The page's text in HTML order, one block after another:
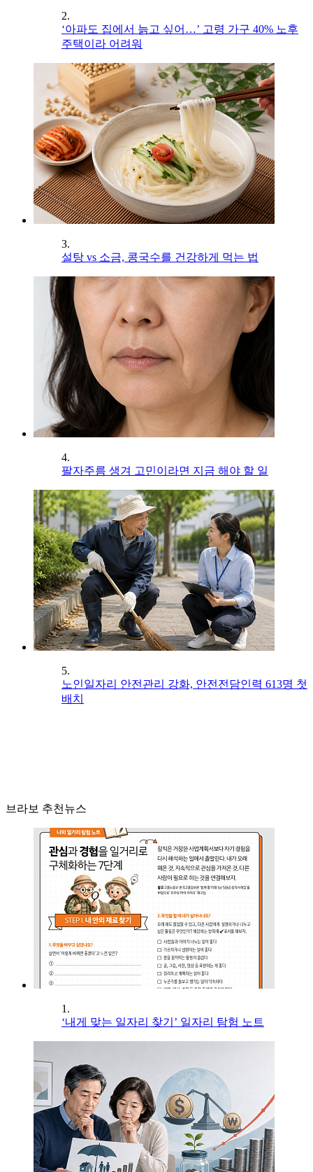
2.
‘아파도 집에서 늙고 싶어…’ 고령 가구 40% 노후
주택이라 어려워
3.
설탕 vs 소금, 콩국수를 건강하게 먹는 법
4.
팔자주름 생겨 고민이라면 지금 해야 할 일
5.
노인일자리 안전관리 강화, 안전전담인력 613명 첫
배치
브라보 추천뉴스
1.
‘내게 맞는 일자리 찾기’ 일자리 탐험 노트